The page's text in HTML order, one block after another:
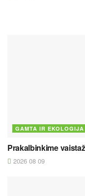
GAMTA IR EKOLOGIJA
Prakalbinkime
2026 08 09